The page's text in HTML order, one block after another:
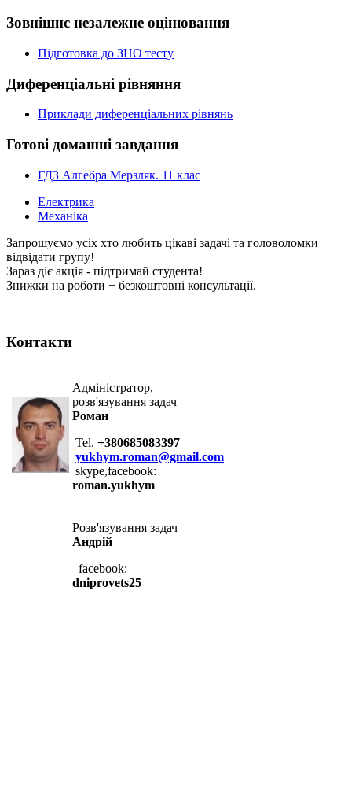
Зовнішнє незалежне оцінювання
Підготовка до ЗНО тесту
Диференціальні рівняння
Приклади диференціальних рівнянь
Готові домашні завдання
ГДЗ Алгебра Мерзляк. 11 клас
Електрика
Механіка
Запрошуємо усіх хто любить цікаві задачі та головоломки
відвідати групу!
Зараз діє акція - підтримай студента!
Знижки на роботи + безкоштовні консультації.
Контакти
Адміністратор,
розв'язування задач
Роман
Tel. +380685083397
yukhym.roman@gmail.com
skype,facebook:
roman.yukhym
Розв'язування задач
Андрій
facebook:
dniprovets25